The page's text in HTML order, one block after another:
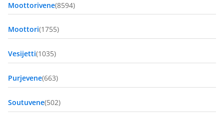
Moottorivene(8594)
Moottori(1755)
Vesijetti(1035)
Purjevene(663)
Soutuvene(502)